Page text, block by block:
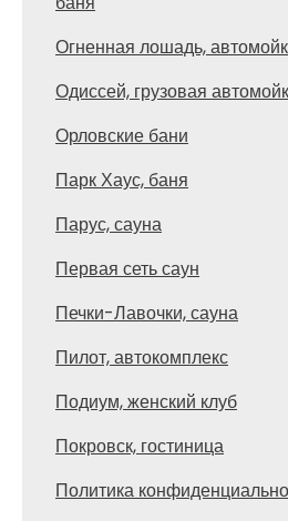
Огненная лошадь,
Одиссей, грузовая
Орловские бани
Парк Хаус, баня
Парус, сауна
Первая сеть саун
Печки-Лавочки, сауна
Пилот, автокомплекс
Подиум, женский клуб
Покровск, гостиница
Политика